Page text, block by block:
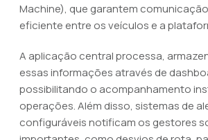
Machine), que garantem
eficiente entre os veículos e a
A aplicação central processa,
essas informações através de
possibilitando o acompanhamento
operações. Além disso, sistemas de
configuráveis notificam os gestores